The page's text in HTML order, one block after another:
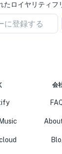
たロイヤリティフ
に登録する
会